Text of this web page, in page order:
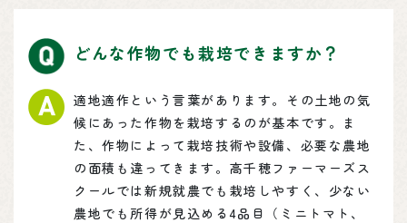
どんな作物でも栽培できますか？
適地適作という言葉があります。その土地の気
候にあった作物を栽培するのが基本です。ま
た、作物によって栽培技術や設備、必要な農地
の面積も違ってきます。高千穂ファーマーズス
クールでは新規就農でも栽培しやすく、少ない
農地でも所得が見込める4品目（ミニトマト、